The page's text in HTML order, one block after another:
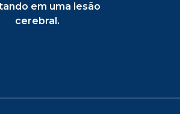
em uma lesão
cerebral.